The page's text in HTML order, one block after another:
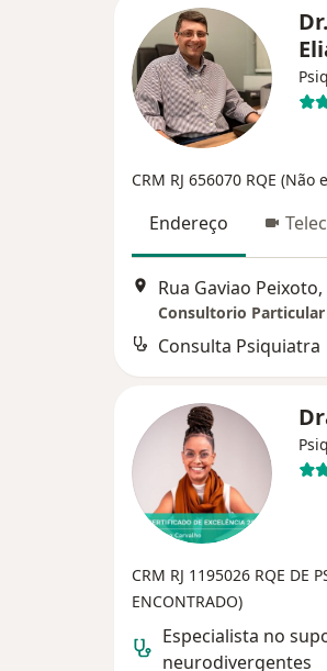
CRM RJ 656070 RQE (Não
Endereço
Consultorio Particular
Consulta Psiquiatra
CRM RJ 1195026 RQE DE
ENCONTRADO)
Especialista no
neurodivergentes